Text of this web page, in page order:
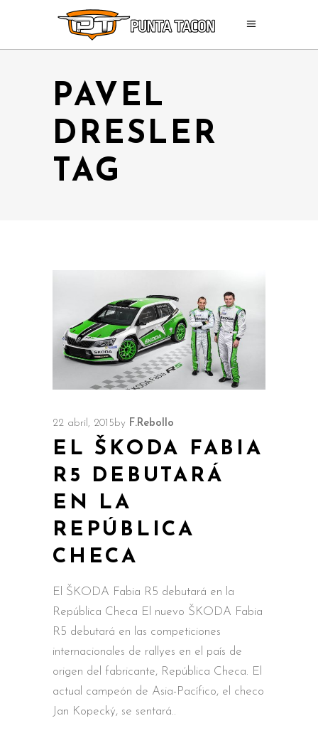
PAVEL
DRESLER
TAG
22 abril, 2015 by F.Rebollo
EL ŠKODA FABIA
R5 DEBUTARÁ
EN LA
REPÚBLICA
CHECA
El ŠKODA Fabia R5 debutará en la
República Checa El nuevo ŠKODA Fabia
R5 debutará en las competiciones
internacionales de rallyes en el país de
origen del fabricante, República Checa. El
actual campeón de Asia-Pacífico, el checo
Jan Kopecký, se sentará